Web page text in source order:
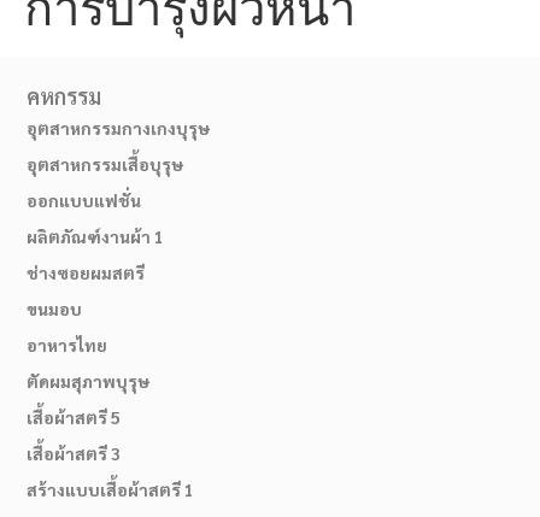
คหกรรม
อุตสาหกรรมกางเกงบุรุษ
อุตสาหกรรมเสื้อบุรุษ
ออกแบบแฟชั่น
ผลิตภัณฑ์งานผ้า 1
ช่างซอยผมสตรี
ขนมอบ
อาหารไทย
ตัดผมสุภาพบุรุษ
เสื้อผ้าสตรี 5
เสื้อผ้าสตรี 3
สร้างแบบเสื้อผ้าสตรี 1